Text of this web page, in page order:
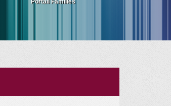
Portail Familles